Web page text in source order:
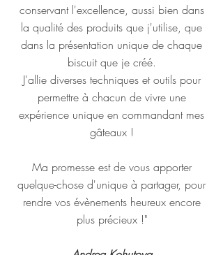
conservant l'excellence, aussi bien dans
la qualité des produits que j'utilise, que
dans la présentation unique de chaque
biscuit que je créé.
J'allie diverses techniques et outils pour
permettre à chacun de vivre une
expérience unique en commandant mes
gâteaux !
Ma promesse est de vous apporter
quelque-chose d'unique à partager, pour
rendre vos évènements heureux encore
plus précieux !"